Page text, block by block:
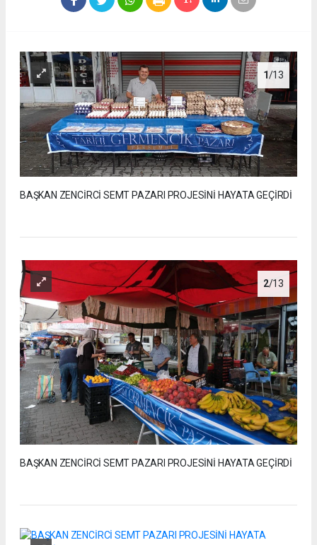
1/13
BAŞKAN ZENCİRCİ SEMT PAZARI PROJESİNİ HAYATA GEÇİRDİ
2/13
BAŞKAN ZENCİRCİ SEMT PAZARI PROJESİNİ HAYATA GEÇİRDİ